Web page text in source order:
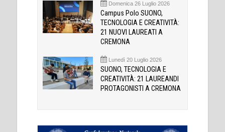
Domenica 26 Luglio 2026
Campus Polo SUONO,
TECNOLOGIA E CREATIVITÀ:
21 NUOVI LAUREATI A
CREMONA
Lunedì 20 Luglio 2026
SUONO, TECNOLOGIA E
CREATIVITÀ: 21 LAUREANDI
PROTAGONISTI A CREMONA